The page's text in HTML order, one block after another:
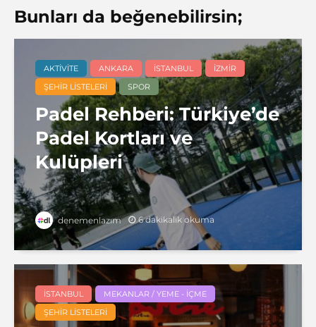
Bunları da beğenebilirsin;
AKTIVITE ANKARA İSTANBUL
İZMIR
ŞEHIR LISTELERI
SPOR
Padel Rehberi: Türkiye’de
Padel Kortları ve
Kulüpleri
denemenlazım 6 dakikalık okuma
İSTANBUL
MEKANLAR / YEME - İÇME
ŞEHIR LISTELERI